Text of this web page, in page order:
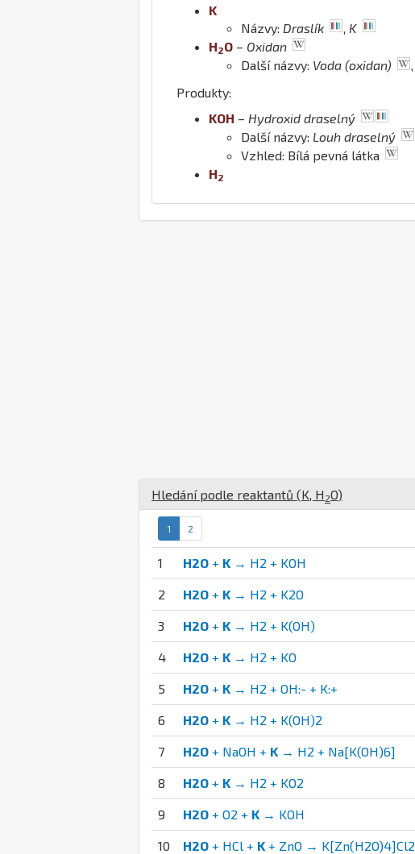
K
Názvy: Draslík , K
H2O – Oxidan
Další názvy: Voda (oxidan) ,
Produkty:
KOH – Hydroxid draselný
Další názvy: Louh draselný
Vzhled: Bílá pevná látka
H2
Hledání podle reaktantů (K H 2O)
1 2
1 H2O + K → H2 + KOH
2 H2O + K → H2 + K2O
3 H2O + K → H2 + K(OH)
4 H2O + K → H2 + KO
5 H2O + K → H2 + OH:- + K:+
6 H2O + K → H2 + K(OH)2
7 H2O + NaOH + K → H2 + Na[K(OH)6]
8 H2O + K → H2 + KO2
9 H2O + O2 + K → KOH
10 H2O + HCl + K + ZnO → K[Zn(H2O)4]Cl2